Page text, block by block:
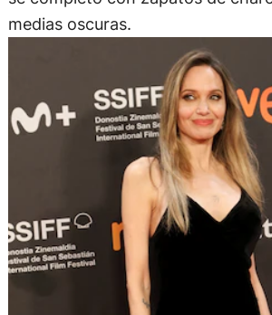
medias oscuras.